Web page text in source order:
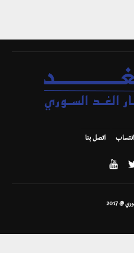
اتصل بنا
@ 2017